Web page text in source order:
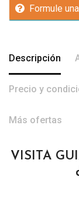
Formule
Descripción
Precio y
Más ofertas
VISITA